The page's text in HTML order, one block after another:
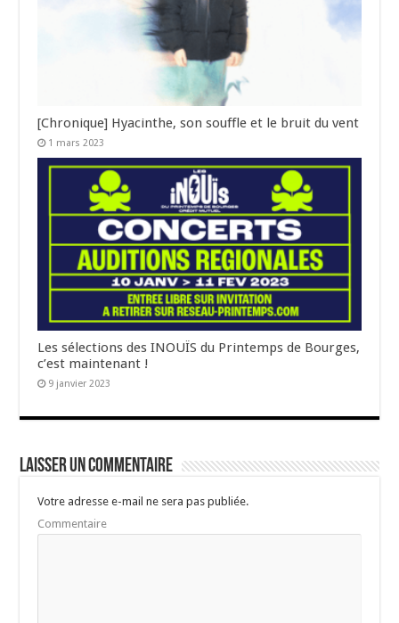
[Chronique] Hyacinthe, son souffle et le bruit du vent
1 mars 2023
Les sélections des INOUÏS du Printemps de Bourges,
c’est maintenant !
9 janvier 2023
Laisser un commentaire
Votre adresse e-mail ne sera pas publiée.
Commentaire